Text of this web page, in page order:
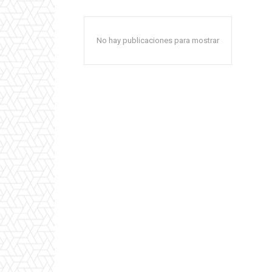
No hay publicaciones para mostrar